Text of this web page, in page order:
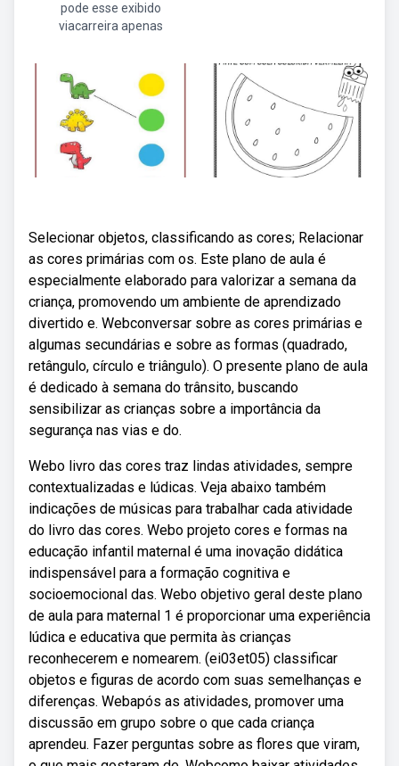
pode esse exibido
viacarreira apenas
Selecionar objetos, classificando as cores; Relacionar
as cores primárias com os. Este plano de aula é
especialmente elaborado para valorizar a semana da
criança, promovendo um ambiente de aprendizado
divertido e. Webconversar sobre as cores primárias e
algumas secundárias e sobre as formas (quadrado,
retângulo, círculo e triângulo). O presente plano de aula
é dedicado à semana do trânsito, buscando
sensibilizar as crianças sobre a importância da
segurança nas vias e do.
Webo livro das cores traz lindas atividades, sempre
contextualizadas e lúdicas. Veja abaixo também
indicações de músicas para trabalhar cada atividade
do livro das cores. Webo projeto cores e formas na
educação infantil maternal é uma inovação didática
indispensável para a formação cognitiva e
socioemocional das. Webo objetivo geral deste plano
de aula para maternal 1 é proporcionar uma experiência
lúdica e educativa que permita às crianças
reconhecerem e nomearem. (ei03et05) classificar
objetos e figuras de acordo com suas semelhanças e
diferenças. Webapós as atividades, promover uma
discussão em grupo sobre o que cada criança
aprendeu. Fazer perguntas sobre as flores que viram,